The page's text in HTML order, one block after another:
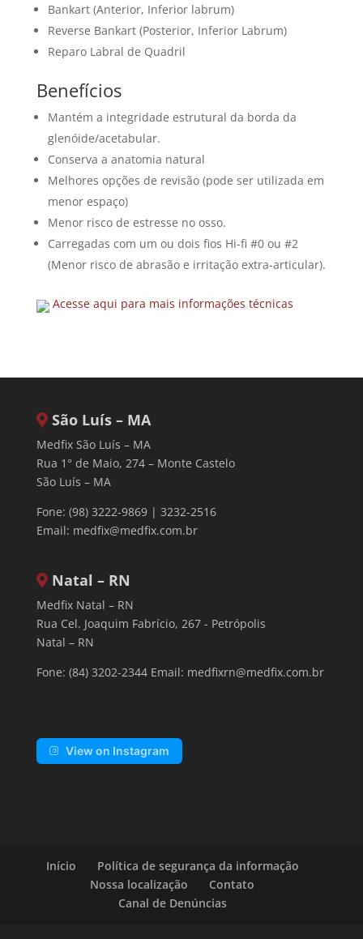
Bankart (Anterior, Inferior labrum)
Reverse Bankart (Posterior, Inferior Labrum)
Reparo Labral de Quadril
Benefícios
Mantém a integridade estrutural da borda da
glenóide/acetabular.
Conserva a anatomia natural
Melhores opções de revisão (pode ser utilizada em
menor espaço)
Menor risco de estresse no osso.
Carregadas com um ou dois fios Hi-fi #0 ou #2
(Menor risco de abrasão e irritação extra-articular).
Acesse aqui para mais informações técnicas
São Luís – MA
Medfix São Luís – MA
Rua 1° de Maio, 274 – Monte Castelo
São Luís – MA
Fone: (98) 3222-9869 | 3232-2516
Email: medfix@medfix.com.br
Natal – RN
Medfix Natal – RN
Rua Cel. Joaquim Fabrício, 267 - Petrópolis
Natal – RN
Fone: (84) 3202-2344 Email: medfixrn@medfix.com.br
View on Instagram
Início
Política de segurança da informação
Nossa localização
Contato
Canal de Denúncias